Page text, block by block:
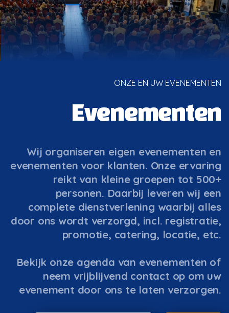
ONZE EN UW EVENEMENTEN
Evenementen
Wij organiseren eigen evenementen en
evenementen voor klanten. Onze ervaring
reikt van kleine groepen tot 500+
personen. Daarbij leveren wij een
complete dienstverlening waarbij alles
door ons wordt verzorgd, incl. registratie,
promotie, catering, locatie, etc.
Bekijk onze agenda van evenementen of
neem vrijblijvend contact op om uw
evenement door ons te laten verzorgen.